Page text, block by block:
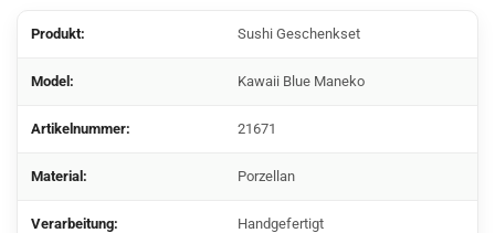
Produkt: Sushi Geschenkset
Model: Kawaii Blue Maneko
Artikelnummer: 21671
Material: Porzellan
Verarbeitung: Handgefertigt